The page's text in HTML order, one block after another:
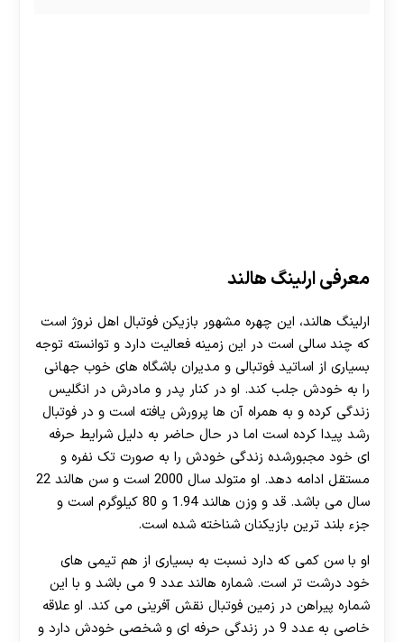
معرفی ارلینگ هالند
ارلینگ هالند، این چهره مشهور بازیکن فوتبال اهل نروژ است
که چند سالی است در این زمینه فعالیت دارد و توانسته توجه
بسیاری از اساتید فوتبالی و مدیران باشگاه های خوب جهانی
را به خودش جلب کند. او در کنار پدر و مادرش در انگلیس
زندگی کرده و به همراه آن ها پرورش یافته است و در فوتبال
رشد پیدا کرده است اما در حال حاضر به دلیل شرایط حرفه
ای خود مجبورشده زندگی خودش را به صورت تک نفره و
مستقل ادامه دهد. او متولد سال 2000 است و سن هالند 22
سال می باشد. قد و وزن هالند 1.94 و 80 کیلوگرم است و
جزء بلند ترین بازیکنان شناخته شده است.
او با سن کمی که دارد نسبت به بسیاری از هم تیمی های
خود درشت تر است. شماره هالند عدد 9 می باشد و با این
شماره پیراهن در زمین فوتبال نقش آفرینی می کند. او علاقه
خاصی به عدد 9 در زندگی حرفه ای و شخصی خودش دارد و